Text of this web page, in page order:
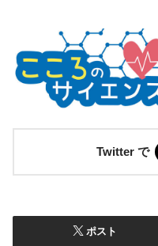
Twitter で
ポスト